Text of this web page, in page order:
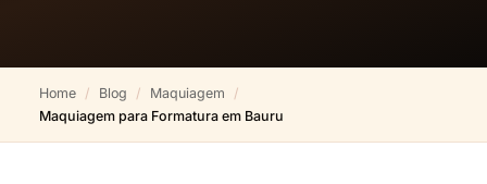
Home Blog
Maquiagem
Maquiagem para Formatura em Bauru